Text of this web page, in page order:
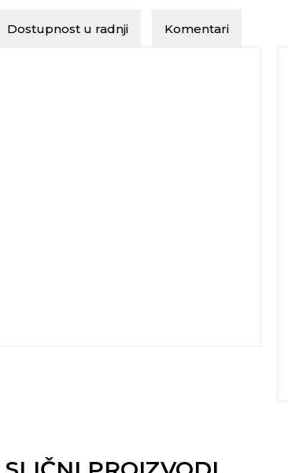
Dostupnost u radnji Komentari